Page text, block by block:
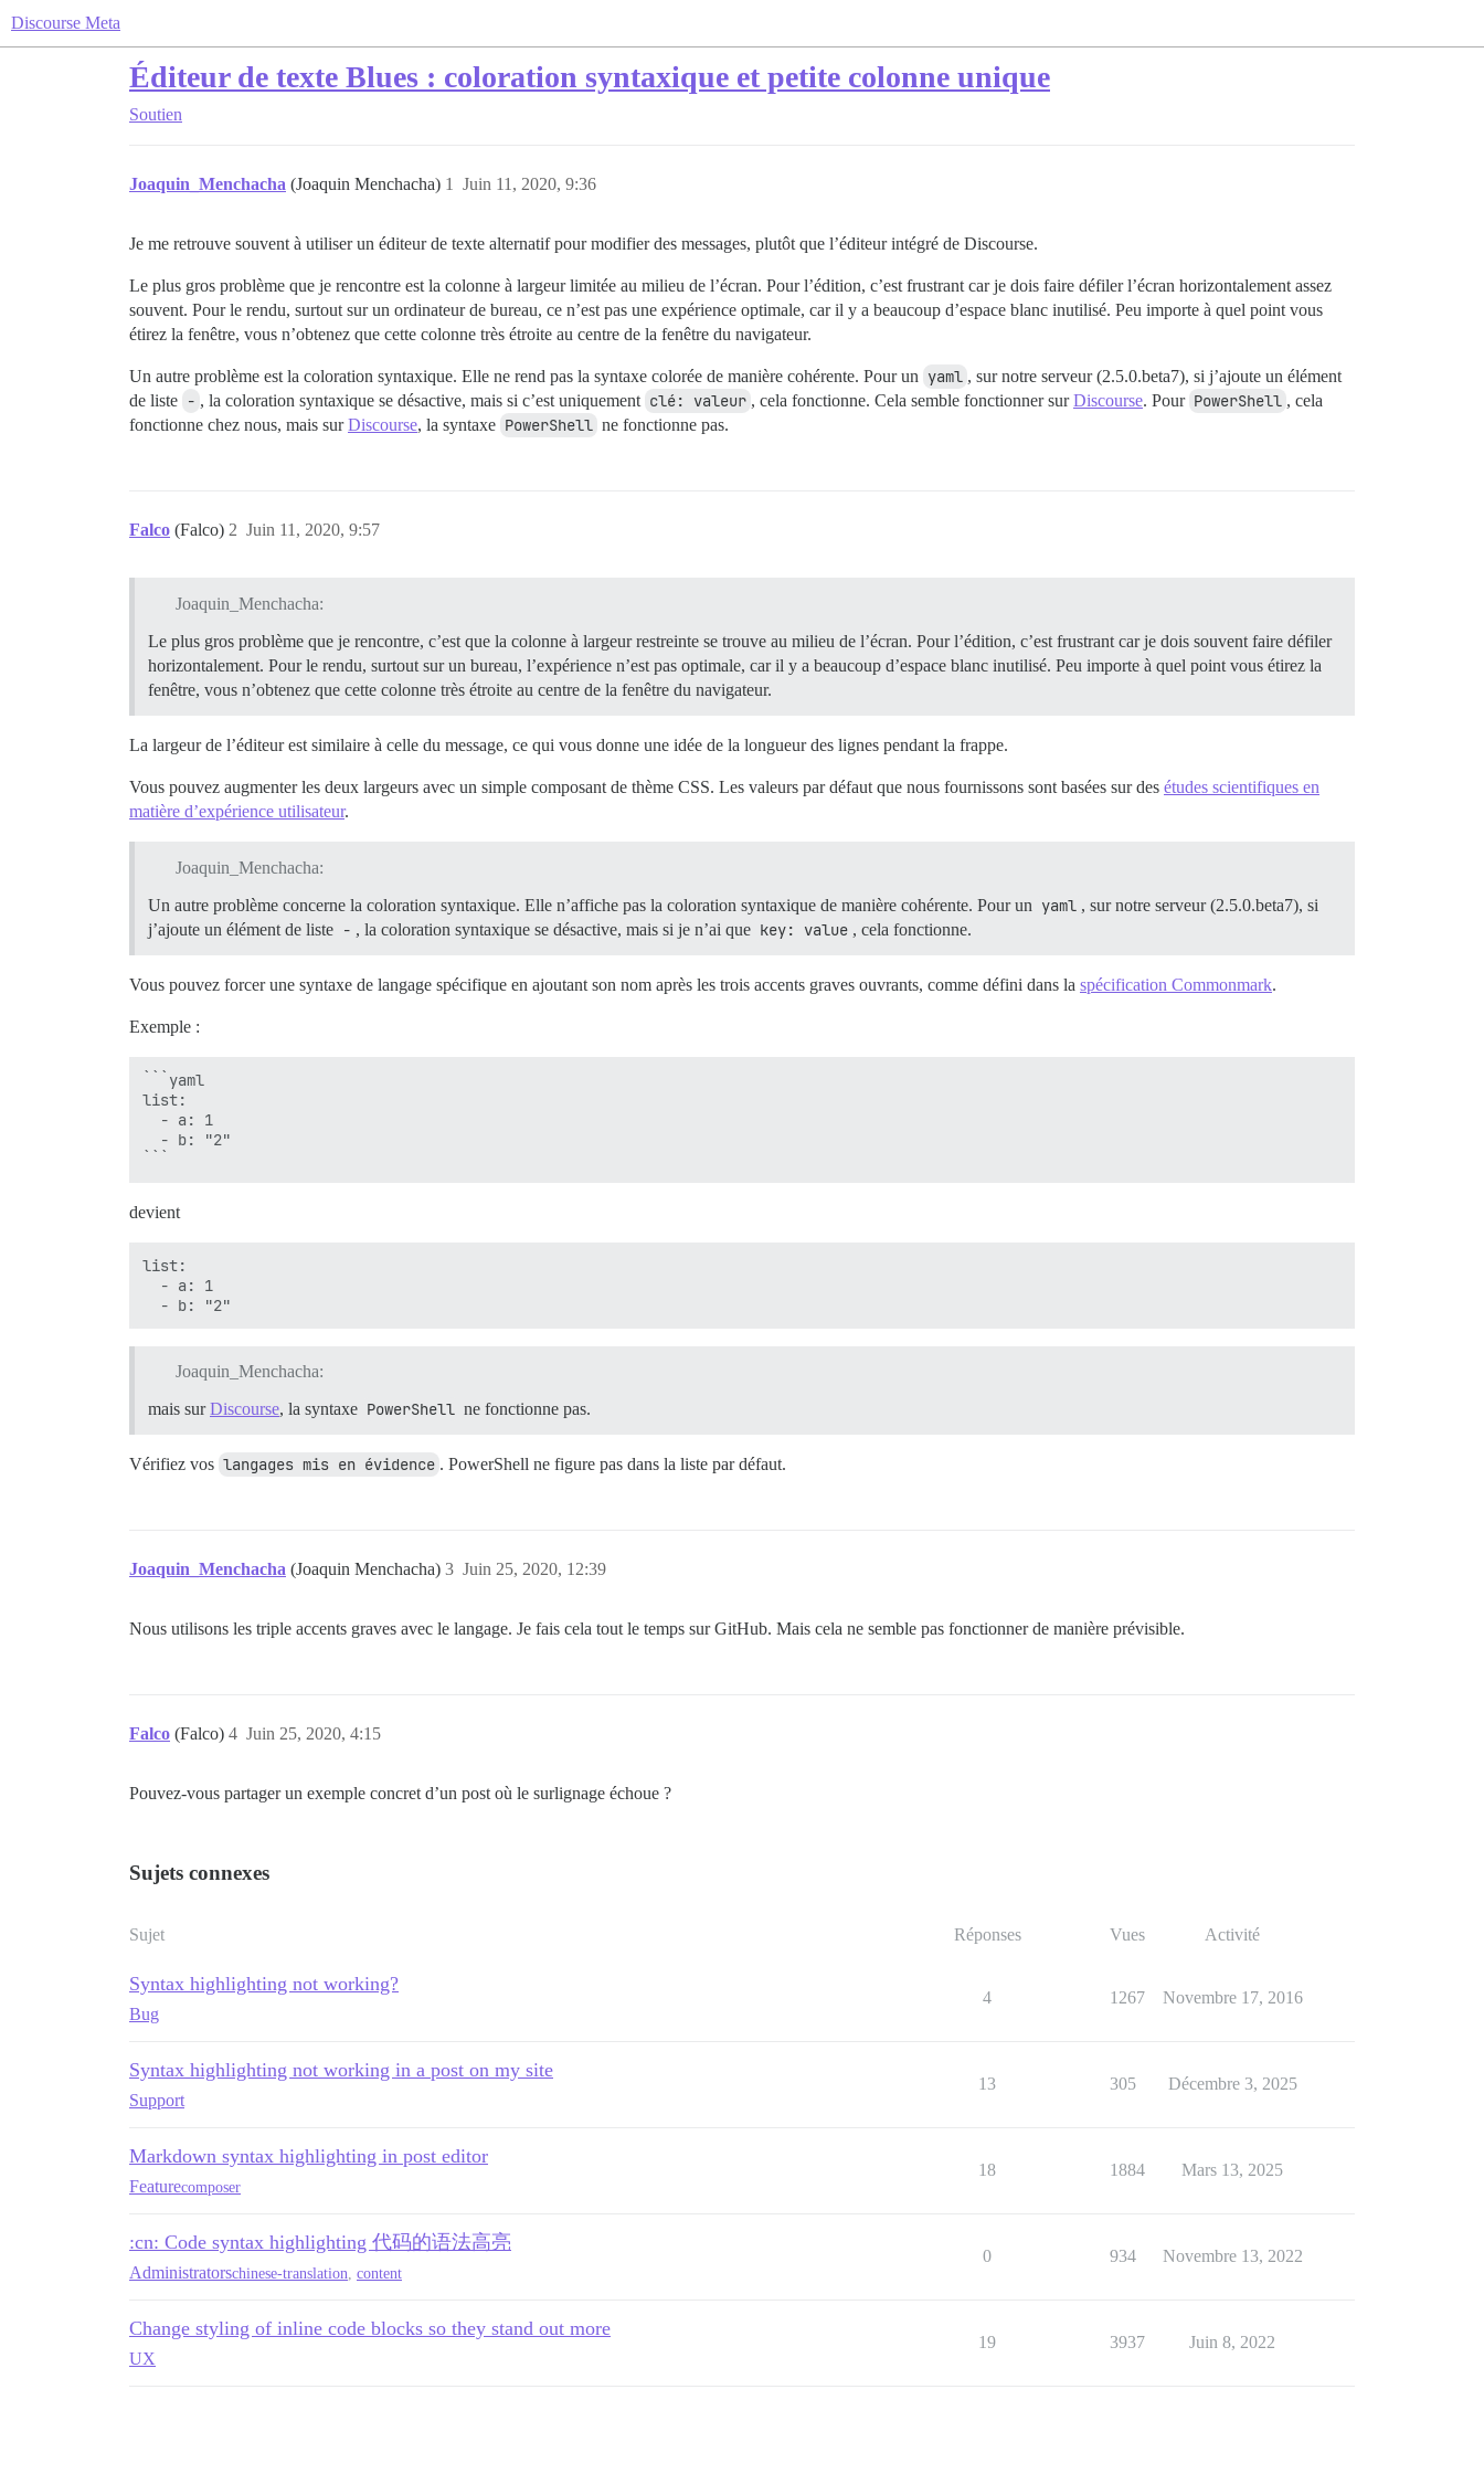
Discourse Meta
Éditeur de texte Blues : coloration syntaxique et petite colonne unique
Soutien
Joaquin_Menchacha (Joaquin Menchacha) Juin 11, 2020, 9:36
1
Je me retrouve souvent à utiliser un éditeur de texte alternatif pour modifier des messages, plutôt que l’éditeur intégré de Discourse.
Le plus gros problème que je rencontre est la colonne à largeur limitée au milieu de l’écran. Pour l’édition, c’est frustrant car je dois faire défiler l’écran horizontalement assez
souvent. Pour le rendu, surtout sur un ordinateur de bureau, ce n’est pas une expérience optimale, car il y a beaucoup d’espace blanc inutilisé. Peu importe à quel point vous
étirez la fenêtre, vous n’obtenez que cette colonne très étroite au centre de la fenêtre du navigateur.
Un autre problème est la coloration syntaxique. Elle ne rend pas la syntaxe colorée de manière cohérente. Pour un yaml , sur notre serveur (2.5.0.beta7), si j’ajoute un élément
de liste - , la coloration syntaxique se désactive, mais si c’est uniquement clé: valeur , cela fonctionne. Cela semble fonctionner surDiscourse. Pour PowerShell , cela
fonctionne chez nous, mais surDiscourse, la syntaxe PowerShell ne fonctionne pas.
Falco (Falco) Juin 11, 2020, 9:57
2
Joaquin_Menchacha:
Le plus gros problème que je rencontre, c’est que la colonne à largeur restreinte se trouve au milieu de l’écran. Pour l’édition, c’est frustrant car je dois souvent faire défiler
horizontalement. Pour le rendu, surtout sur un bureau, l’expérience n’est pas optimale, car il y a beaucoup d’espace blanc inutilisé. Peu importe à quel point vous étirez la
fenêtre, vous n’obtenez que cette colonne très étroite au centre de la fenêtre du navigateur.
La largeur de l’éditeur est similaire à celle du message, ce qui vous donne une idée de la longueur des lignes pendant la frappe.
Vous pouvez augmenter les deux largeurs avec un simple composant de thème CSS. Les valeurs par défaut que nous fournissons sont basées sur des études scientifiques en
matière d’expérience utilisateur.
Joaquin_Menchacha:
Un autre problème concerne la coloration syntaxique. Elle n’affiche pas la coloration syntaxique de manière cohérente. Pour un yaml , sur notre serveur (2.5.0.beta7), si
j’ajoute un élément de liste - , la coloration syntaxique se désactive, mais si je n’ai que key: value , cela fonctionne.
Vous pouvez forcer une syntaxe de langage spécifique en ajoutant son nom après les trois accents graves ouvrants, comme défini dans la spécification Commonmark.
Exemple :
```yaml
list:
  - a: 1
  - b: "2"
devient
list:
  - a: 1
Joaquin_Menchacha:
mais surDiscourse, la syntaxe PowerShell ne fonctionne pas.
Vérifiez vos langages mis en évidence . PowerShell ne figure pas dans la liste par défaut.
Joaquin_Menchacha (Joaquin Menchacha) Juin 25, 2020, 12:39
3
Nous utilisons les triple accents graves avec le langage. Je fais cela tout le temps sur GitHub. Mais cela ne semble pas fonctionner de manière prévisible.
Falco (Falco) Juin 25, 2020, 4:15
4
Pouvez-vous partager un exemple concret d’un post où le surlignage échoue ?
Sujets connexes
Sujet Réponses Vues Activité
Syntax highlighting not working?
Bug
4 1267 Novembre 17, 2016
Syntax highlighting not working in a post on my site
Support
13 305 Décembre 3, 2025
Markdown syntax highlighting in post editor
Featurecomposer
18 1884 Mars 13, 2025
:cn: Code syntax highlighting 代码的语法高亮
Administratorschinese-translation content
0 934 Novembre 13, 2022
Change styling of inline code blocks so they stand out more
UX
19 3937 Juin 8, 2022